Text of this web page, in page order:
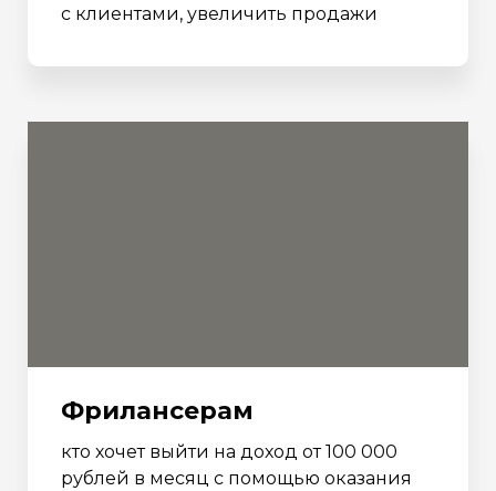
с клиентами, увеличить продажи
Фрилансерам
кто хочет выйти на доход от 100 000
рублей в месяц с помощью оказания